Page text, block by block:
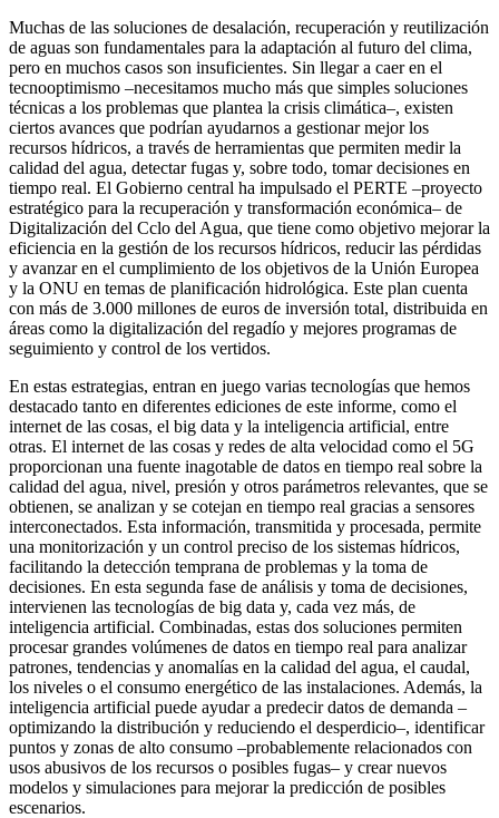
Muchas de las soluciones de desalación, recuperación y reutilización
de aguas son fundamentales para la adaptación al futuro del clima,
pero en muchos casos son insuficientes. Sin llegar a caer en el
tecnooptimismo –necesitamos mucho más que simples soluciones
técnicas a los problemas que plantea la crisis climática–, existen
ciertos avances que podrían ayudarnos a gestionar mejor los
recursos hídricos, a través de herramientas que permiten medir la
calidad del agua, detectar fugas y, sobre todo, tomar decisiones en
tiempo real. El Gobierno central ha impulsado el PERTE –proyecto
estratégico para la recuperación y transformación económica– de
Digitalización del Cclo del Agua, que tiene como objetivo mejorar la
eficiencia en la gestión de los recursos hídricos, reducir las pérdidas
y avanzar en el cumplimiento de los objetivos de la Unión Europea
y la ONU en temas de planificación hidrológica. Este plan cuenta
con más de 3.000 millones de euros de inversión total, distribuida en
áreas como la digitalización del regadío y mejores programas de
seguimiento y control de los vertidos.
En estas estrategias, entran en juego varias tecnologías que hemos
destacado tanto en diferentes ediciones de este informe, como el
internet de las cosas, el big data y la inteligencia artificial, entre
otras. El internet de las cosas y redes de alta velocidad como el 5G
proporcionan una fuente inagotable de datos en tiempo real sobre la
calidad del agua, nivel, presión y otros parámetros relevantes, que se
obtienen, se analizan y se cotejan en tiempo real gracias a sensores
interconectados. Esta información, transmitida y procesada, permite
una monitorización y un control preciso de los sistemas hídricos,
facilitando la detección temprana de problemas y la toma de
decisiones. En esta segunda fase de análisis y toma de decisiones,
intervienen las tecnologías de big data y, cada vez más, de
inteligencia artificial. Combinadas, estas dos soluciones permiten
procesar grandes volúmenes de datos en tiempo real para analizar
patrones, tendencias y anomalías en la calidad del agua, el caudal,
los niveles o el consumo energético de las instalaciones. Además, la
inteligencia artificial puede ayudar a predecir datos de demanda –
optimizando la distribución y reduciendo el desperdicio–, identificar
puntos y zonas de alto consumo –probablemente relacionados con
usos abusivos de los recursos o posibles fugas– y crear nuevos
modelos y simulaciones para mejorar la predicción de posibles
escenarios.